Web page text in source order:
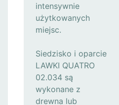
intensywnie
użytkowanych
miejsc.
Siedzisko i oparcie
LAWKI QUATRO
02.034 są
wykonane z
drewna lub